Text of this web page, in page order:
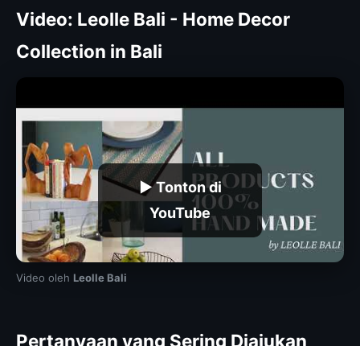
Video: Leolle Bali - Home Decor
Collection in Bali
▶ Tonton di
YouTube
Video oleh Leolle Bali
Pertanyaan yang Sering Diajukan